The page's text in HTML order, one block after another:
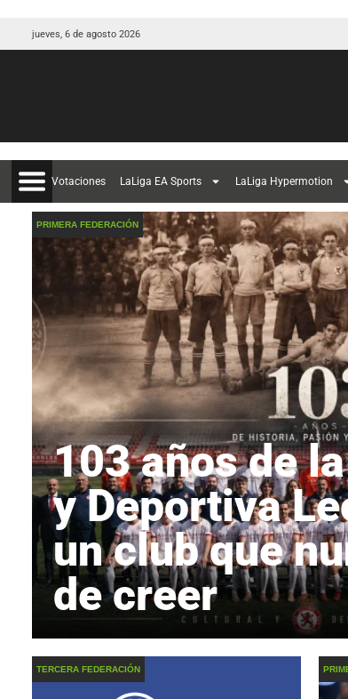
jueves, 6 de agosto 2026
Votaciones LaLiga EA Sports LaLiga Hypermotion
PRIMERA FEDERACIÓN
103 años de
y Deportiva
un club que
de creer
TERCERA FEDERACIÓN